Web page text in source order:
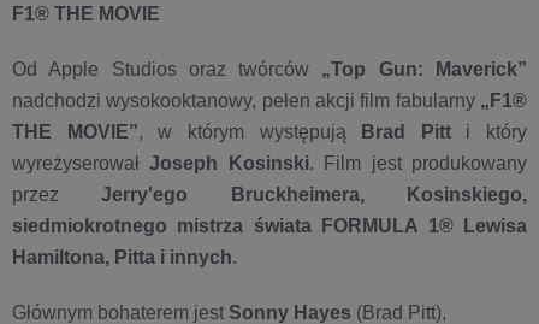
F1® THE MOVIE
Od Apple Studios oraz twórców „Top Gun: Maverick”
nadchodzi wysokooktanowy, pełen akcji film fabularny „F1®
THE MOVIE”, w którym występują Brad Pitti który
wyreżyserowałJoseph Kosinski. Film jest produkowany
przezJerry'ego Bruckheimera, Kosinskiego,
siedmiokrotnego mistrza świata FORMULA 1® Lewisa
Hamiltona, Pitta i innych.
Głównym bohaterem jest Sonny Hayes (Brad Pitt),